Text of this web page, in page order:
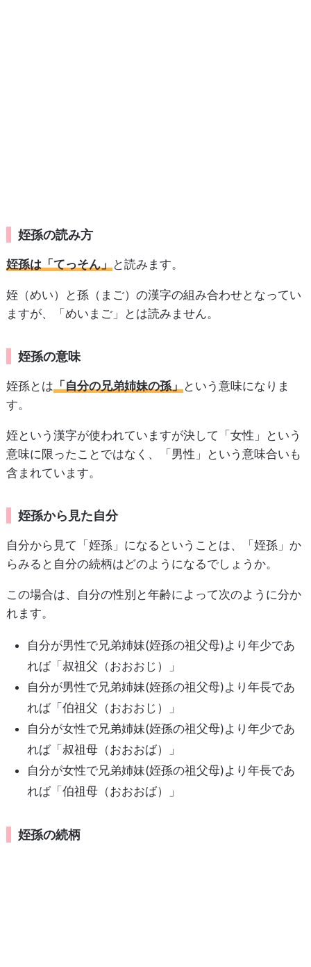
姪孫の読み方
姪孫は「てっそん」と読みます。
姪（めい）と孫（まご）の漢字の組み合わせとなってい
ますが、「めいまご」とは読みません。
姪孫の意味
姪孫とは「自分の兄弟姉妹の孫」という意味になりま
す。
姪という漢字が使われていますが決して「女性」という
意味に限ったことではなく、「男性」という意味合いも
含まれています。
姪孫から見た自分
自分から見て「姪孫」になるということは、「姪孫」か
らみると自分の続柄はどのようになるでしょうか。
この場合は、自分の性別と年齢によって次のように分か
れます。
自分が男性で兄弟姉妹(姪孫の祖父母)より年少であ
れば「叔祖父（おおおじ）」
自分が男性で兄弟姉妹(姪孫の祖父母)より年長であ
れば「伯祖父（おおおじ）」
自分が女性で兄弟姉妹(姪孫の祖父母)より年少であ
れば「叔祖母（おおおば）」
自分が女性で兄弟姉妹(姪孫の祖父母)より年長であ
れば「伯祖母（おおおば）」
姪孫の続柄